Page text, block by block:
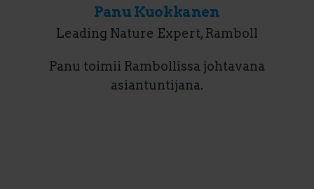
Panu Kuokkanen
Leading Nature Expert, Ramboll
Panu toimii Rambollissa johtavana
asiantuntijana.